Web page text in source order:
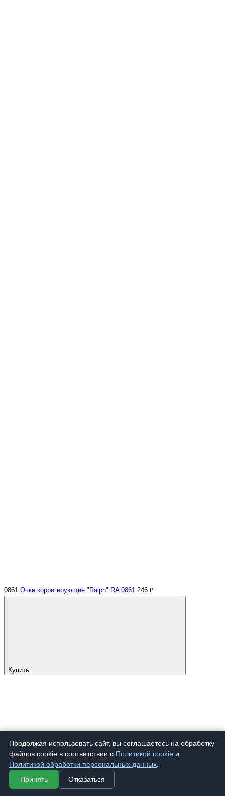
0861 Очки корригирующие "Ralph" RA 0861 246 ₽
Купить
Продолжая использовать сайт, вы соглашаетесь на обработку
файлов cookie в соответствии с Политикой cookie и
Политикой обработки персональных данных
Принять
Отказаться